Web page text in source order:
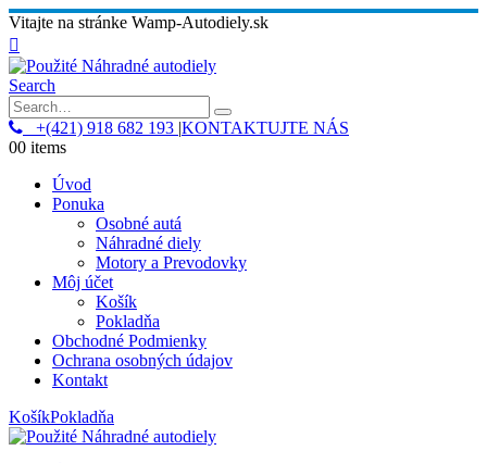
Vitajte na stránke Wamp-Autodiely.sk
Search
+(421) 918 682 193 |KONTAKTUJTE NÁS
00 items
Úvod
Ponuka
Osobné autá
Náhradné diely
Motory a Prevodovky
Môj účet
Košík
Pokladňa
Obchodné Podmienky
Ochrana osobných údajov
Kontakt
KošíkPokladňa